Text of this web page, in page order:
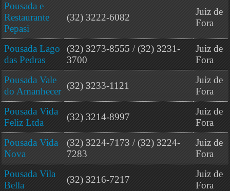
Pousada e
Restaurante
Pepasi
(32) 3222-6082
Juiz de
Fora
Pousada Lago
das Pedras
(32) 3273-8555 / (32) 3231-
3700
Juiz de
Fora
Pousada Vale
do Amanhecer
(32) 3233-1121
Juiz de
Fora
Pousada Vida
Feliz Ltda
(32) 3214-8997
Juiz de
Fora
Pousada Vida
Nova
(32) 3224-7173 / (32) 3224-
7283
Juiz de
Fora
Pousada Vila
Bella
(32) 3216-7217
Juiz de
Fora